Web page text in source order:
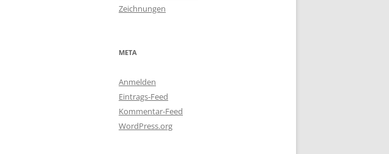
Zeichnungen
META
Anmelden
Eintrags-Feed
Kommentar-Feed
WordPress.org